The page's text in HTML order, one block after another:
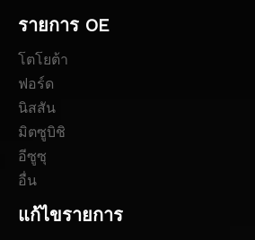
รายการ OE
โตโยต้า
ฟอร์ด
นิสสัน
มิตซูบิชิ
อีซูซุ
อื่น
แก้ไขรายการ